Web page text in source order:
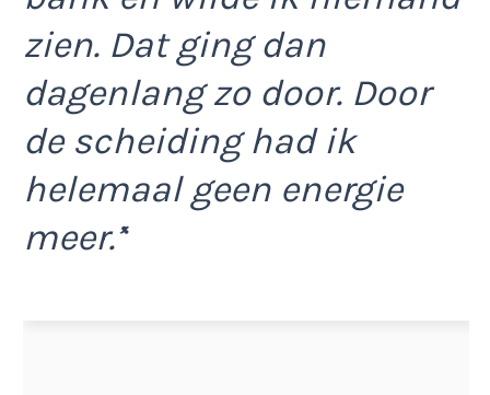
zien. Dat ging dan
dagenlang zo door. Door
de scheiding had ik
helemaal geen energie
meer.’‘